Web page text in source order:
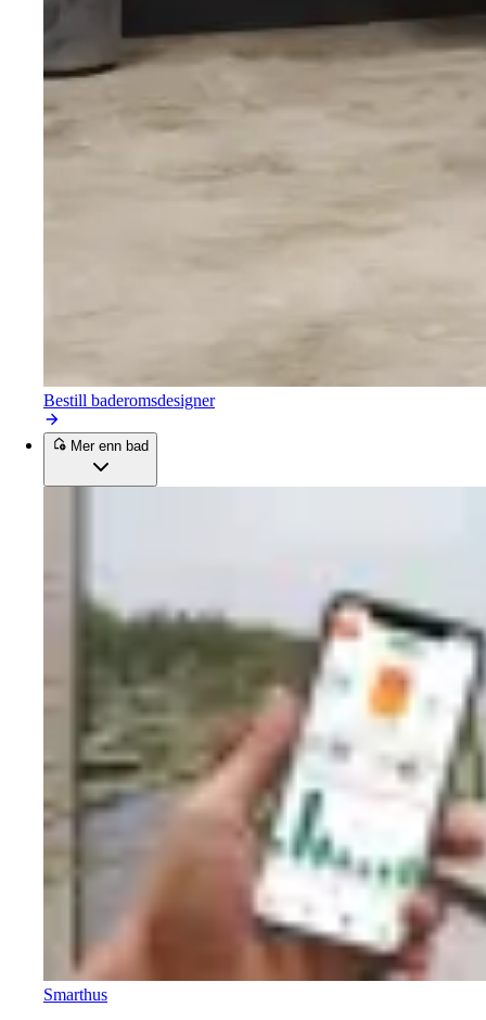
Bestill baderomsdesigner
Mer enn bad
Smarthus